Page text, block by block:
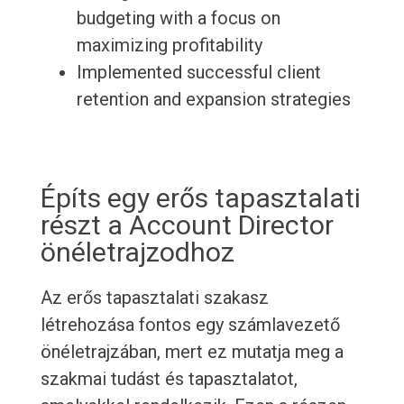
budgeting with a focus on
maximizing profitability
Implemented successful client
retention and expansion strategies
Építs egy erős tapasztalati
részt a Account Director
önéletrajzodhoz
Az erős tapasztalati szakasz
létrehozása fontos egy számlavezető
önéletrajzában, mert ez mutatja meg a
szakmai tudást és tapasztalatot,